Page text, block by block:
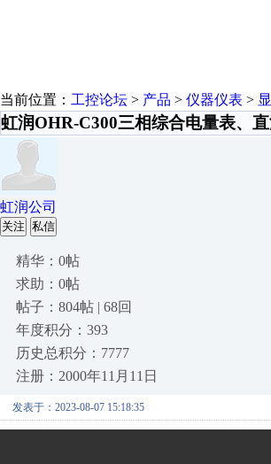
当前位置： 工控论坛 > 产品 > 仪器仪表 >
虹润OHR-C300三相综合电量表、
虹润公司
关注 私信
精华：0帖
求助：0帖
帖子：804帖 | 68回
年度积分：393
历史总积分：7777
注册：2000年11月11日
发表于：2023-08-07 15:18:35